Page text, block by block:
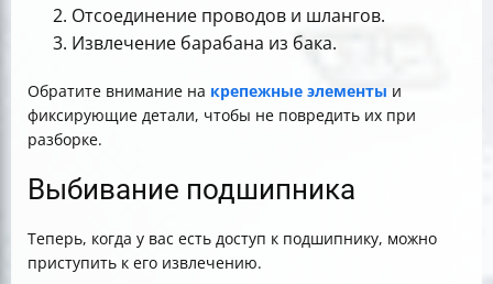
Отсоединение проводов и шлангов.
Извлечение барабана из бака.
Обратите внимание на крепежные элементы и
фиксирующие детали, чтобы не повредить их при
разборке.
Выбивание подшипника
Теперь, когда у вас есть доступ к подшипнику, можно
приступить к его извлечению.